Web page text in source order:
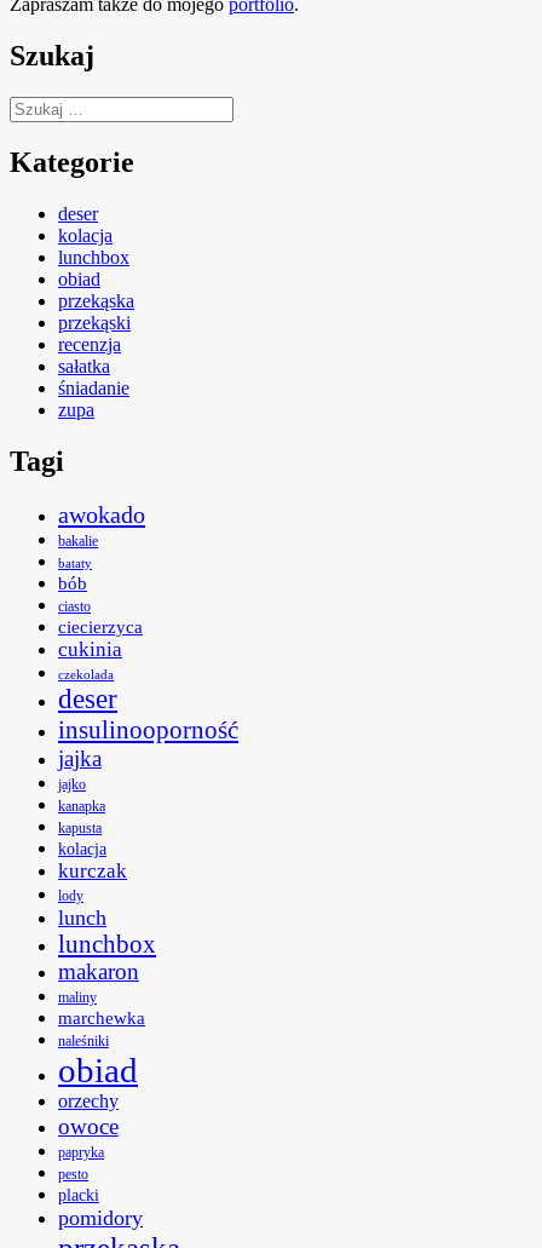
Zapraszam także do mojego portfolio.
Szukaj
Szukaj:
Kategorie
deser
kolacja
lunchbox
obiad
przekąska
przekąski
recenzja
sałatka
śniadanie
zupa
Tagi
awokado
bakalie
bataty
bób
ciasto
ciecierzyca
cukinia
czekolada
deser
insulinooporność
jajka
jajko
kanapka
kapusta
kolacja
kurczak
lody
lunch
lunchbox
makaron
maliny
marchewka
naleśniki
obiad
orzechy
owoce
papryka
pesto
placki
pomidory